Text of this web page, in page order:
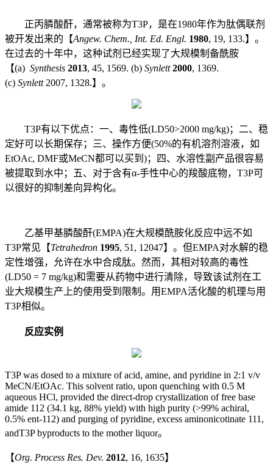
正丙膦酸酐，通常被称为T3P，是在1980年作为肽偶联剂
被开发出来的【Angew. Chem., Int. Ed. Engl. 1980, 19, 133.】。
在过去的十年中，这种试剂已经实现了大规模制备酰胺
【(a) Synthesis 2013, 45, 1569. (b) Synlett 2000, 1369.
(c) Synlett 2007, 1328.】。
T3P有以下优点：一、毒性低(LD50>2000 mg/kg)；二、稳
定好可以长期保存；三、操作方便(50%的有机溶剂溶液，如
EtOAc, DMF或MeCN都可以买到)；四、水溶性副产品很容易
被提取到水中；五、对于含有α-手性中心的羧酸底物，T3P可
以很好的抑制差向异构化。
乙基甲基膦酸酐(EMPA)在大规模酰胺化反应中远不如
T3P常见【Tetrahedron 1995, 51, 12047】。但EMPA对水解的稳
定性增强，允许在水中合成肽。然而，其相对较高的毒性
(LD50 = 7 mg/kg)和需要从药物中进行清除，导致该试剂在工
业大规模生产上的使用受到限制。用EMPA活化酸的机理与用
T3P相似。
反应实例
T3P was dosed to a mixture of acid, amine, and pyridine in 2:1 v/v
MeCN/EtOAc. This solvent ratio, upon quenching with 0.5 M
aqueous HCl, provided the direct-drop crystallization of free base
amide 112 (34.1 kg, 88% yield) with high purity (>99% achiral,
0.5% ent-112) and purging of pyridine, excess aminonicotinate 111,
andT3P byproducts to the mother liquor。
【Org. Process Res. Dev. 2012, 16, 1635】